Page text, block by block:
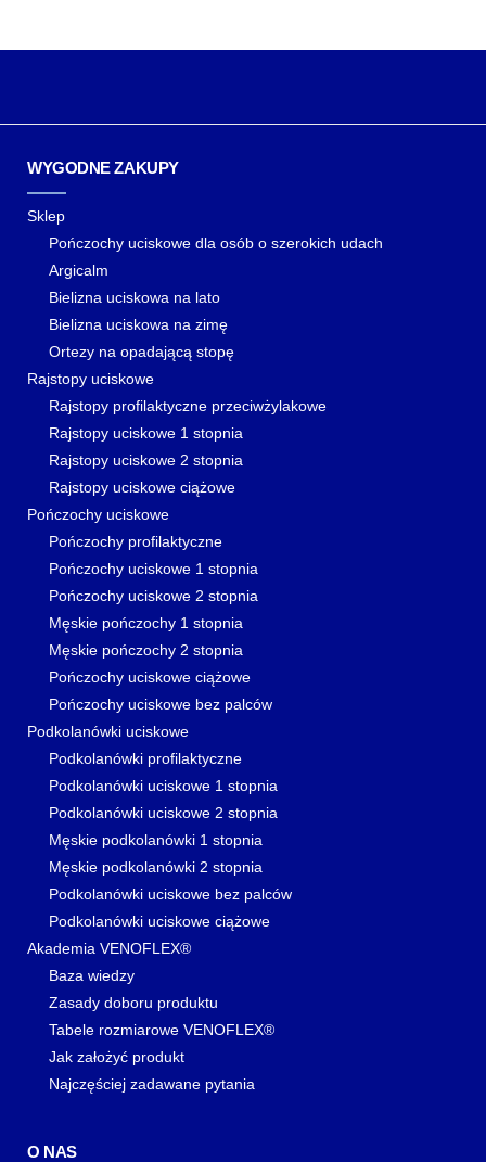
WYGODNE ZAKUPY
Sklep
Pończochy uciskowe dla osób o szerokich udach
Argicalm
Bielizna uciskowa na lato
Bielizna uciskowa na zimę
Ortezy na opadającą stopę
Rajstopy uciskowe
Rajstopy profilaktyczne przeciwżylakowe
Rajstopy uciskowe 1 stopnia
Rajstopy uciskowe 2 stopnia
Rajstopy uciskowe ciążowe
Pończochy uciskowe
Pończochy profilaktyczne
Pończochy uciskowe 1 stopnia
Pończochy uciskowe 2 stopnia
Męskie pończochy 1 stopnia
Męskie pończochy 2 stopnia
Pończochy uciskowe ciążowe
Pończochy uciskowe bez palców
Podkolanówki uciskowe
Podkolanówki profilaktyczne
Podkolanówki uciskowe 1 stopnia
Podkolanówki uciskowe 2 stopnia
Męskie podkolanówki 1 stopnia
Męskie podkolanówki 2 stopnia
Podkolanówki uciskowe bez palców
Podkolanówki uciskowe ciążowe
Akademia VENOFLEX®
Baza wiedzy
Zasady doboru produktu
Tabele rozmiarowe VENOFLEX®
Jak założyć produkt
Najczęściej zadawane pytania
O NAS